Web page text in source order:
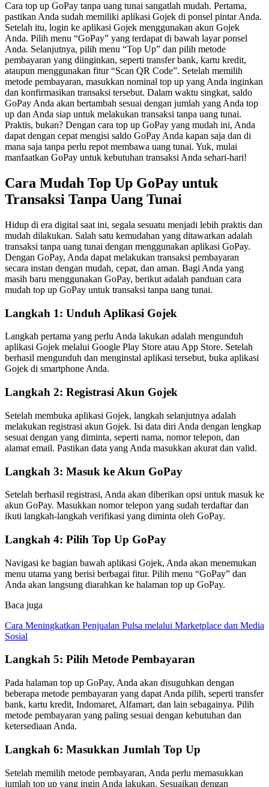
Cara top up GoPay tanpa uang tunai sangatlah mudah. Pertama,
pastikan Anda sudah memiliki aplikasi Gojek di ponsel pintar Anda.
Setelah itu, login ke aplikasi Gojek menggunakan akun Gojek
Anda. Pilih menu “GoPay” yang terdapat di bawah layar ponsel
Anda. Selanjutnya, pilih menu “Top Up” dan pilih metode
pembayaran yang diinginkan, seperti transfer bank, kartu kredit,
ataupun menggunakan fitur “Scan QR Code”. Setelah memilih
metode pembayaran, masukkan nominal top up yang Anda inginkan
dan konfirmasikan transaksi tersebut. Dalam waktu singkat, saldo
GoPay Anda akan bertambah sesuai dengan jumlah yang Anda top
up dan Anda siap untuk melakukan transaksi tanpa uang tunai.
Praktis, bukan? Dengan cara top up GoPay yang mudah ini, Anda
dapat dengan cepat mengisi saldo GoPay Anda kapan saja dan di
mana saja tanpa perlu repot membawa uang tunai. Yuk, mulai
manfaatkan GoPay untuk kebutuhan transaksi Anda sehari-hari!
Cara Mudah Top Up GoPay untuk
Transaksi Tanpa Uang Tunai
Hidup di era digital saat ini, segala sesuatu menjadi lebih praktis dan
mudah dilakukan. Salah satu kemudahan yang ditawarkan adalah
transaksi tanpa uang tunai dengan menggunakan aplikasi GoPay.
Dengan GoPay, Anda dapat melakukan transaksi pembayaran
secara instan dengan mudah, cepat, dan aman. Bagi Anda yang
masih baru menggunakan GoPay, berikut adalah panduan cara
mudah top up GoPay untuk transaksi tanpa uang tunai.
Langkah 1: Unduh Aplikasi Gojek
Langkah pertama yang perlu Anda lakukan adalah mengunduh
aplikasi Gojek melalui Google Play Store atau App Store. Setelah
berhasil mengunduh dan menginstal aplikasi tersebut, buka aplikasi
Gojek di smartphone Anda.
Langkah 2: Registrasi Akun Gojek
Setelah membuka aplikasi Gojek, langkah selanjutnya adalah
melakukan registrasi akun Gojek. Isi data diri Anda dengan lengkap
sesuai dengan yang diminta, seperti nama, nomor telepon, dan
alamat email. Pastikan data yang Anda masukkan akurat dan valid.
Langkah 3: Masuk ke Akun GoPay
Setelah berhasil registrasi, Anda akan diberikan opsi untuk masuk ke
akun GoPay. Masukkan nomor telepon yang sudah terdaftar dan
ikuti langkah-langkah verifikasi yang diminta oleh GoPay.
Langkah 4: Pilih Top Up GoPay
Navigasi ke bagian bawah aplikasi Gojek, Anda akan menemukan
menu utama yang berisi berbagai fitur. Pilih menu “GoPay” dan
Anda akan langsung diarahkan ke halaman top up GoPay.
Baca juga
Cara Meningkatkan Penjualan Pulsa melalui Marketplace dan Media
Sosial
Langkah 5: Pilih Metode Pembayaran
Pada halaman top up GoPay, Anda akan disuguhkan dengan
beberapa metode pembayaran yang dapat Anda pilih, seperti transfer
bank, kartu kredit, Indomaret, Alfamart, dan lain sebagainya. Pilih
metode pembayaran yang paling sesuai dengan kebutuhan dan
ketersediaan Anda.
Langkah 6: Masukkan Jumlah Top Up
Setelah memilih metode pembayaran, Anda perlu memasukkan
jumlah top up yang ingin Anda lakukan. Sesuaikan dengan